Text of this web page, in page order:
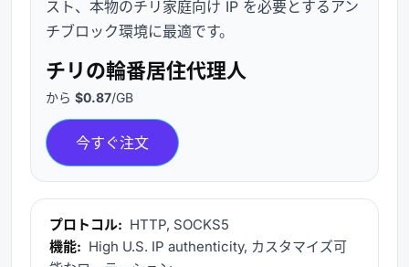
スト、本物のチリ家庭向け IP を必要とするアン
チブロック環境に最適です。
チリの輪番居住代理人
から $0.87/GB
今すぐ注文
プロトコル: HTTP, SOCKS5
機能: High U.S. IP authenticity, カスタマイズ可